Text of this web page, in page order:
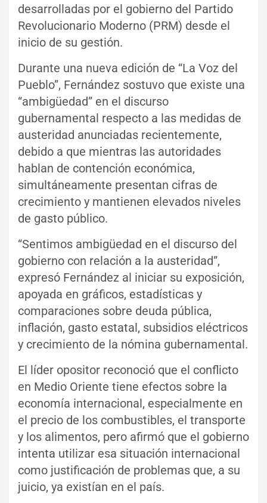
desarrolladas por el gobierno del Partido
Revolucionario Moderno (PRM) desde el
inicio de su gestión.
Durante una nueva edición de “La Voz del
Pueblo”, Fernández sostuvo que existe una
“ambigüedad” en el discurso
gubernamental respecto a las medidas de
austeridad anunciadas recientemente,
debido a que mientras las autoridades
hablan de contención económica,
simultáneamente presentan cifras de
crecimiento y mantienen elevados niveles
de gasto público.
“Sentimos ambigüedad en el discurso del
gobierno con relación a la austeridad”,
expresó Fernández al iniciar su exposición,
apoyada en gráficos, estadísticas y
comparaciones sobre deuda pública,
inflación, gasto estatal, subsidios eléctricos
y crecimiento de la nómina gubernamental.
El líder opositor reconoció que el conflicto
en Medio Oriente tiene efectos sobre la
economía internacional, especialmente en
el precio de los combustibles, el transporte
y los alimentos, pero afirmó que el gobierno
intenta utilizar esa situación internacional
como justificación de problemas que, a su
juicio, ya existían en el país.